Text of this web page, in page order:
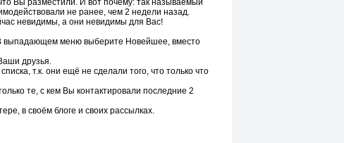
Вы разместили. И вот почему: так называемый
не ранее, чем 2 недели назад.
невидимы, а они невидимы для Вас!
В выпадающем меню выберите Новейшее, вместо
друзья.
т.к. они ещё не сделали того, что только что
те, с кем Вы контактировали последние 2
в своём блоге и своих рассылках.